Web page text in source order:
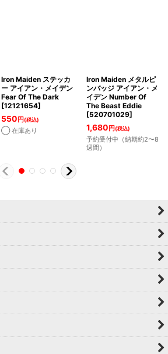
Iron Maiden ステッカ
ー アイアン・メイデン
Fear Of The Dark
[12121654]
550 円(税込)
◯ 在庫あり
Iron Maiden メタルピ
ンバッジ アイアン・メ
イデン Number Of
The Beast Eddie
[520701029]
1,680 円(税込)
予約受付中（納期約2〜8
週間）